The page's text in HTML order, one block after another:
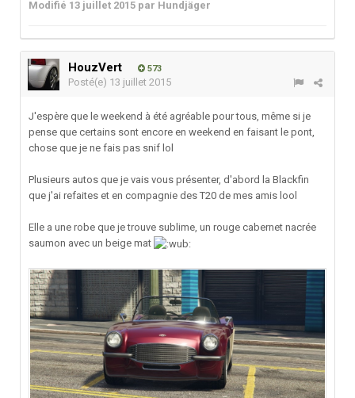
Modifié 13 juillet 2015 par Hundjäger
HouzVert 573
Posté(e) 13 juillet 2015
J'espère que le weekend à été agréable pour tous, même si je
pense que certains sont encore en weekend en faisant le pont,
chose que je ne fais pas snif lol
Plusieurs autos que je vais vous présenter, d'abord la Blackfin
que j'ai refaites et en compagnie des T20 de mes amis lool
Elle a une robe que je trouve sublime, un rouge cabernet nacrée
saumon avec un beige mat